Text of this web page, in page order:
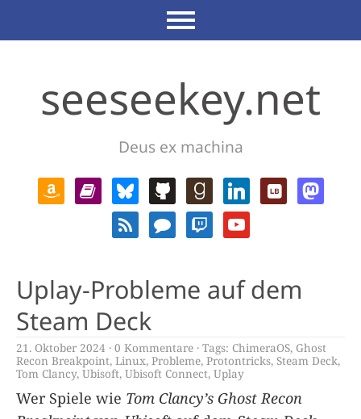
seeseekey.net
Deus ex machina
Uplay-Probleme auf dem
Steam Deck
21. Oktober 2024 0 Kommentare Tags: ChimeraOS, Ghost
Recon Breakpoint, Linux, Probleme, Protontricks, Steam Deck,
Tom Clancy, Ubisoft, Ubisoft Connect, Uplay
Wer Spiele wie Tom Clancy’s Ghost Recon